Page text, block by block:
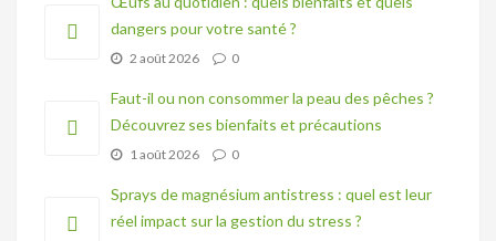
dangers pour votre santé ?
2 août 2026 0
Faut-il ou non consommer la peau des pêches ?
Découvrez ses bienfaits et précautions
1 août 2026 0
Sprays de magnésium antistress : quel est leur
réel impact sur la gestion du stress ?